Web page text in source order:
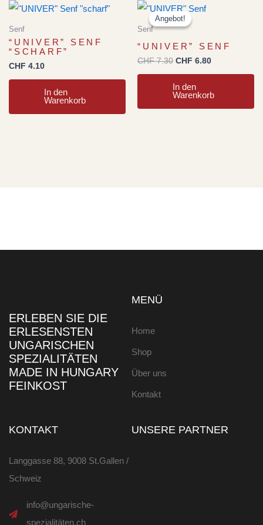
Senf
“UNIVER” SENF
“SCHARF”
CHF 4.10
In den
Warenkorb
Angebot!
Angebot!
Senf
“UNIVER” SENF
CHF7.30
Ursprünglicher
Preis
war:
CHF 6.80
In den
Warenkorb
ERLEBEN SIE DIE
ERLESENSTEN
UNGARISCHEN
SPEZIALITÄTEN
MADE IN HUNGARY
FEINKOST
MENÜ
Home
Shop
Über uns
Kontakt
KONTAKT
Langgasse 88, 9008 St.Gallen /
Schweiz
info@ungarische-
spezialitäten.ch
UNSERE PARTNER